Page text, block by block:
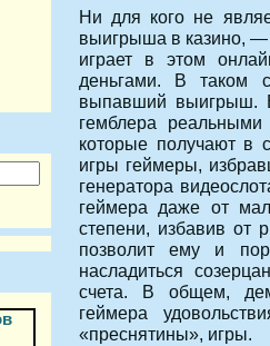
Ни для кого не
выигрыша в казино, —
играет в этом
деньгами. В таком
выпавший выигрыш.
гемблера
которые получают в
игры геймеры,
генератора
геймера даже от
степени, избавив от
позволит ему и
насладиться
счета. В общем,
геймера
«преснятины», игры.